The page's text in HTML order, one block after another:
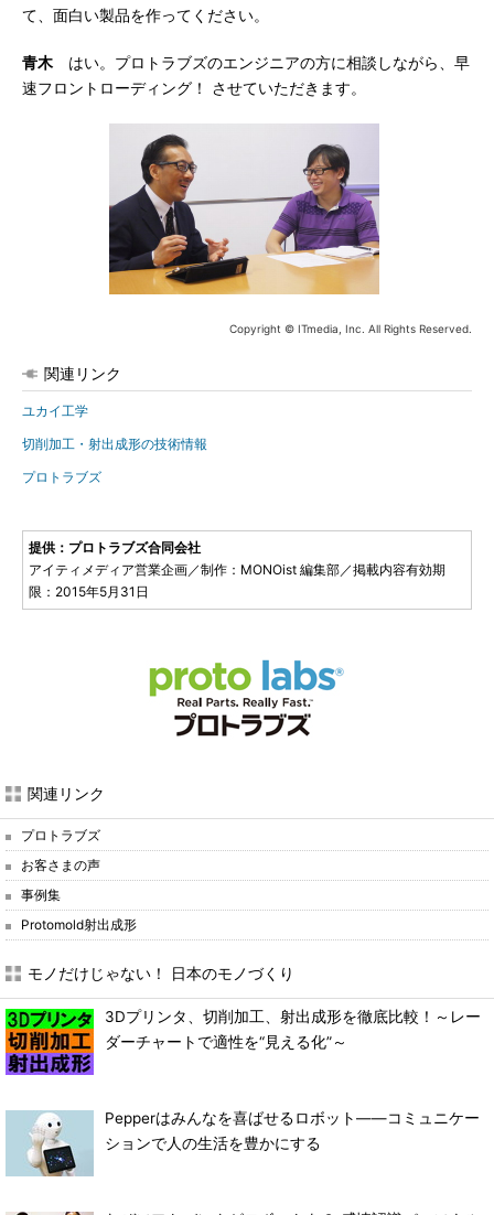
て、面白い製品を作ってください。
青木 はい。プロトラブズのエンジニアの方に相談しながら、早
速フロントローディング！ させていただきます。
Copyright © ITmedia, Inc. All Rights Reserved.
関連リンク
ユカイ工学
切削加工・射出成形の技術情報
プロトラブズ
提供：プロトラブズ合同会社
アイティメディア営業企画／制作：MONOist 編集部／掲載内容有効期
限：2015年5月31日
関連リンク
プロトラブズ
お客さまの声
事例集
Protomold射出成形
モノだけじゃない！ 日本のモノづくり
3Dプリンタ、切削加工、射出成形を徹底比較！～レー
ダーチャートで適性を“見える化”～
Pepperはみんなを喜ばせるロボット――コミュニケー
ションで人の生活を豊かにする